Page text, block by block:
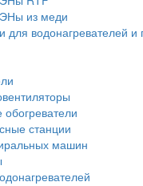
из меди
для водонагревателей и
станции
машин